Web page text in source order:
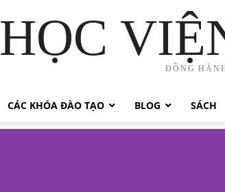
HỌC
ĐỒNG
CÁC KHÓA ĐÀO TẠO BLOG SÁCH